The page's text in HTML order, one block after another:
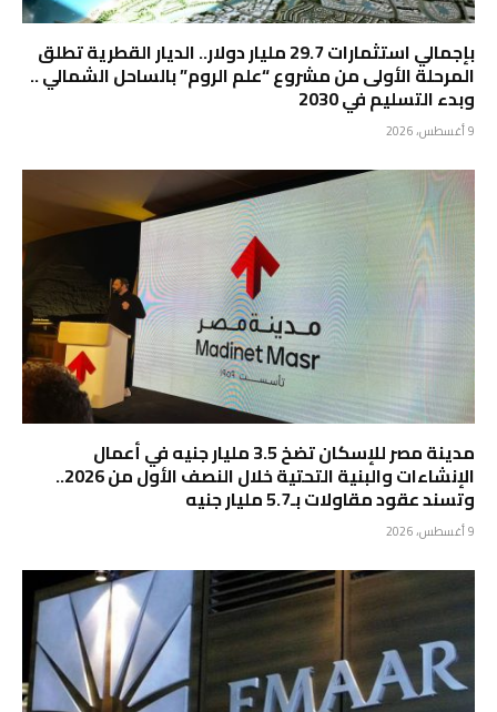
بإجمالي استثمارات 29.7 مليار دولار.. الديار القطرية تطلق
المرحلة الأولى من مشروع “علم الروم” بالساحل الشمالي ..
وبدء التسليم في 2030
9 أغسطس، 2026
مدينة مصر للإسكان تضخ 3.5 مليار جنيه في أعمال
الإنشاءات والبنية التحتية خلال النصف الأول من 2026..
وتسند عقود مقاولات بـ5.7 مليار جنيه
9 أغسطس، 2026